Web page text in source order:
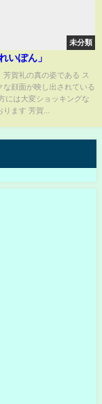
未分類
いぽん」
芳賀礼の真の姿である ス
な顔面が映し出されている
には大変ショッキングな
ます 芳賀...